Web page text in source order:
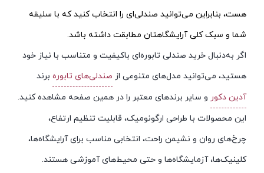
هست، بنابراین می‌توانید صندلی‌ای را انتخاب کنید که با سلیقه
شما و سبک کلی آرایشگاهتان مطابقت داشته باشد.
اگر به‌دنبال خرید صندلی تابوره‌ای باکیفیت و متناسب با نیاز خود
هستید، می‌توانید مدل‌های متنوعی از صندلی‌های تابوره برند
آدین دکور و سایر برندهای معتبر را در همین صفحه مشاهده کنید.
این محصولات با طراحی ارگونومیک، قابلیت تنظیم ارتفاع،
چرخ‌های روان و نشیمن راحت، انتخابی مناسب برای آرایشگاه‌ها،
کلینیک‌ها، آزمایشگاه‌ها و حتی محیط‌های آموزشی هستند.